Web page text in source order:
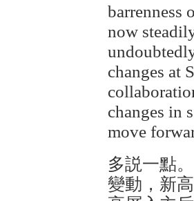
barrenness
now
changes at
changes in
move
多説一點
變動，新